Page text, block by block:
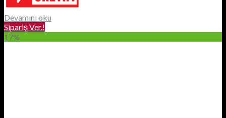
Devamını oku
Sipariş Ver.!
17%